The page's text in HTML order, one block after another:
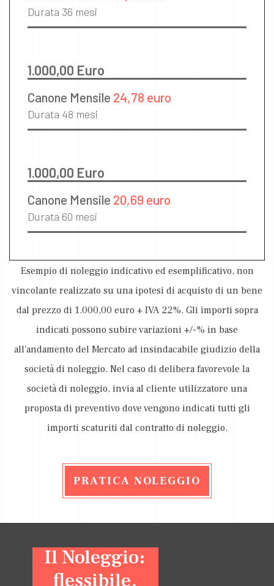
Durata 36 mesi
1.000,00 Euro
Canone Mensile 24,78 euro
Durata 48 mesi
1.000,00 Euro
Canone Mensile 20,69 euro
Durata 60 mesi
Esempio di noleggio indicativo ed esemplificativo, non
vincolante realizzato su una ipotesi di acquisto di un bene
dal prezzo di 1.000,00 euro + IVA 22%. Gli importi sopra
indicati possono subire variazioni +/-% in base
all'andamento del Mercato ad insindacabile giudizio della
società di noleggio. Nel caso di delibera favorevole la
società di noleggio, invia al cliente utilizzatore una
proposta di preventivo dove vengono indicati tutti gli
importi scaturiti dal contratto di noleggio.
PRATICA NOLEGGIO
Il Noleggio:
flessibile,